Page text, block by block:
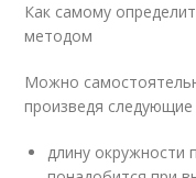
Как самому
методом
Можно
произведя
длину окружности